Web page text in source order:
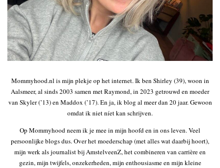
Mommyhood.nl is mijn plekje op het internet. Ik ben Shirley (39), woon in
Aalsmeer, al sinds 2003 samen met Raymond, in 2023 getrouwd en moeder
van Skyler (’13) en Maddox (’17). En ja, ik blog al meer dan 20 jaar. Gewoon
omdat ik niet níet kan schrijven.
Op Mommyhood neem ik je mee in mijn hoofd en in ons leven. Veel
persoonlijke blogs dus. Over het moederschap (met alles wat daarbij hoort),
mijn werk als journalist bij AmstelveenZ, het combineren van carrière en
gezin, mijn twijfels, onzekerheden, mijn enthousiasme en mijn kleine